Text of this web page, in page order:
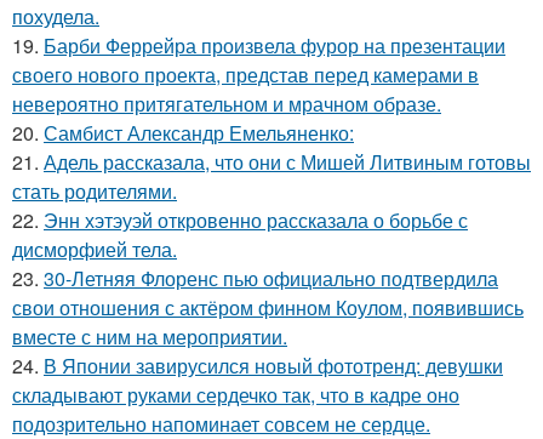
похудела.
19. Барби Феррейра произвела фурор на презентации
своего нового проекта, представ перед камерами в
невероятно притягательном и мрачном образе.
20. Самбист Александр Емельяненко:
21. Адель рассказала, что они с Мишей Литвиным готовы
стать родителями.
22. Энн хэтэуэй откровенно рассказала о борьбе с
дисморфией тела.
23. 30-Летняя Флоренс пью официально подтвердила
свои отношения с актёром финном Коулом, появившись
вместе с ним на мероприятии.
24. В Японии завирусился новый фототренд: девушки
складывают руками сердечко так, что в кадре оно
подозрительно напоминает совсем не сердце.